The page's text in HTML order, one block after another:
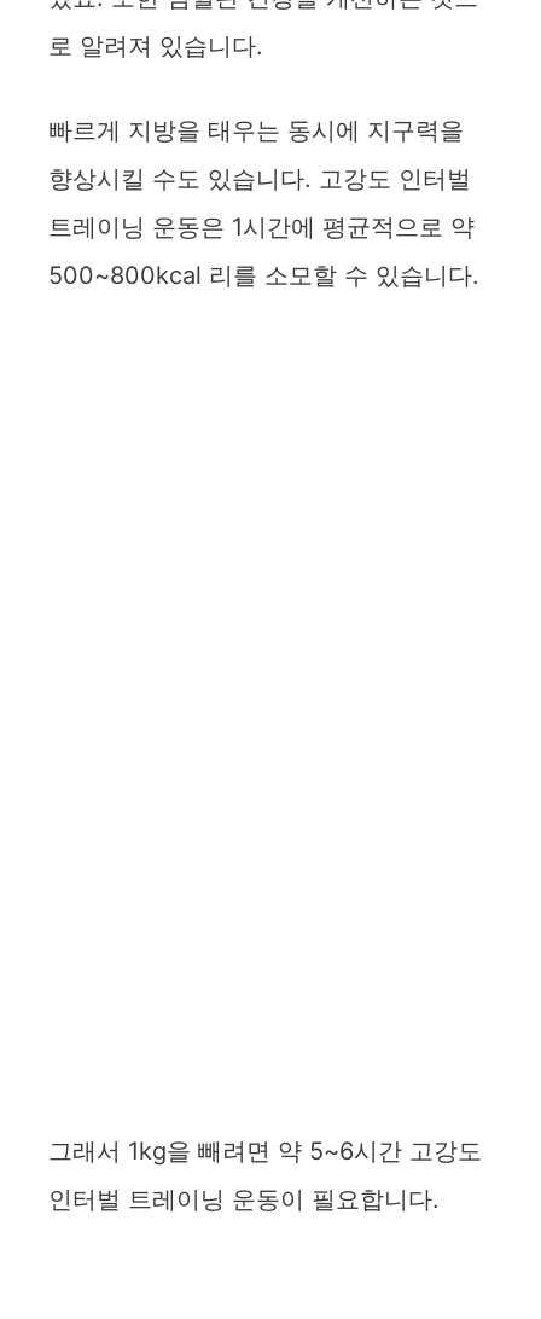
로 알려져 있습니다.
빠르게 지방을 태우는 동시에 지구력을
향상시킬 수도 있습니다. 고강도 인터벌
트레이닝 운동은 1시간에 평균적으로 약
500~800kcal 리를 소모할 수 있습니다.
그래서 1kg을 빼려면 약 5~6시간 고강도
인터벌 트레이닝 운동이 필요합니다.